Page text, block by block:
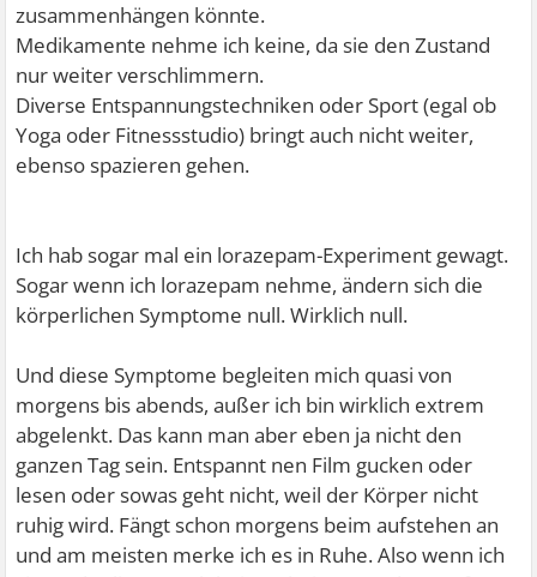
zusammenhängen könnte.
Medikamente nehme ich keine, da sie den Zustand
nur weiter verschlimmern.
Diverse Entspannungstechniken oder Sport (egal ob
Yoga oder Fitnessstudio) bringt auch nicht weiter,
ebenso spazieren gehen.
Ich hab sogar mal ein lorazepam-Experiment gewagt.
Sogar wenn ich lorazepam nehme, ändern sich die
körperlichen Symptome null. Wirklich null.
Und diese Symptome begleiten mich quasi von
morgens bis abends, außer ich bin wirklich extrem
abgelenkt. Das kann man aber eben ja nicht den
ganzen Tag sein. Entspannt nen Film gucken oder
lesen oder sowas geht nicht, weil der Körper nicht
ruhig wird. Fängt schon morgens beim aufstehen an
und am meisten merke ich es in Ruhe. Also wenn ich